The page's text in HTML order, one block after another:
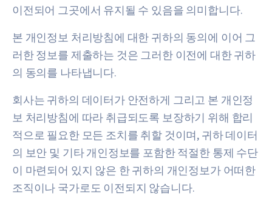
이전되어 그곳에서 유지될 수 있음을 의미합니다.
본 개인정보 처리방침에 대한 귀하의 동의에 이어 그
러한 정보를 제출하는 것은 그러한 이전에 대한 귀하
의 동의를 나타냅니다.
회사는 귀하의 데이터가 안전하게 그리고 본 개인정
보 처리방침에 따라 취급되도록 보장하기 위해 합리
적으로 필요한 모든 조치를 취할 것이며, 귀하 데이터
의 보안 및 기타 개인정보를 포함한 적절한 통제 수단
이 마련되어 있지 않은 한 귀하의 개인정보가 어떠한
조직이나 국가로도 이전되지 않습니다.